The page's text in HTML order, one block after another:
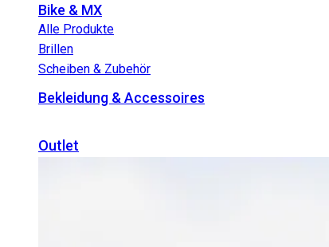
Bike & MX
Alle Produkte
Brillen
Scheiben & Zubehör
Bekleidung & Accessoires
Outlet